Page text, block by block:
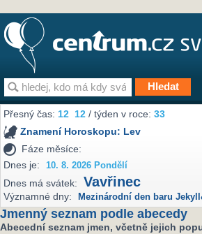
Přesný čas:12 12 / týden v roce:33
Znamení Horoskopu: Lev
Fáze měsíce:
Dnes je:
10. 8. 2026 Pondělí
Dnes má svátek: Vavřinec
Významné dny: Mezinárodní den baru
Jmenný seznam podle abecedy
Abecední seznam jmen, včetně jejich